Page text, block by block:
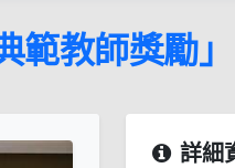
教師獎勵」
詳細